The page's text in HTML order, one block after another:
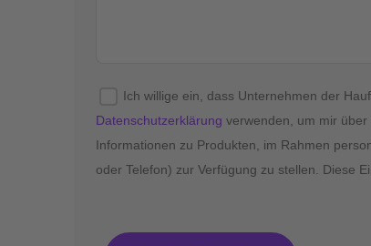
Ich willige ein, dass Unternehmen der
Datenschutzerklärung verwenden, um mir
Informationen zu Produkten, im Rahmen
oder Telefon) zur Verfügung zu stellen. Diese